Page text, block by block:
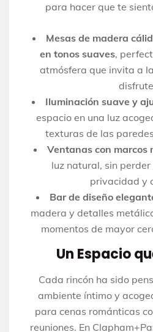
para hacer que te
Mesas de madera
en tonos suaves,
atmósfera que invita a
Iluminación suave y
espacio en una luz
texturas de las
Ventanas con marcos
luz natural, sin
privacidad y
Bar de diseño
madera y detalles
momentos de mayor
Un Espacio
Cada rincón ha sido
ambiente íntimo y
para cenas románticas
reuniones. En